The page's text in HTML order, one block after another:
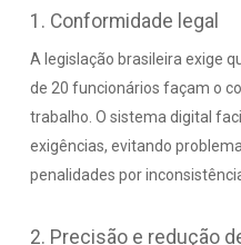
1. Conformidade legal
A legislação brasileira exige
de 20 funcionários façam o
trabalho. O sistema digital
exigências, evitando
penalidades por
2. Precisão e redução